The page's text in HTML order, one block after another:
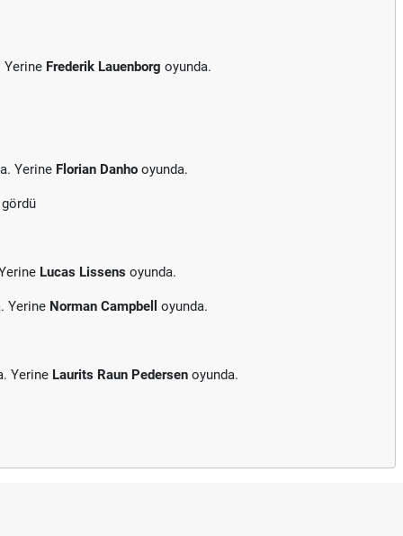
Yerine Frederik Lauenborg oyunda.
Yerine Florian Danho oyunda.
Lucas Lissens oyunda.
Yerine Norman Campbell oyunda.
Yerine Laurits Raun Pedersen oyunda.